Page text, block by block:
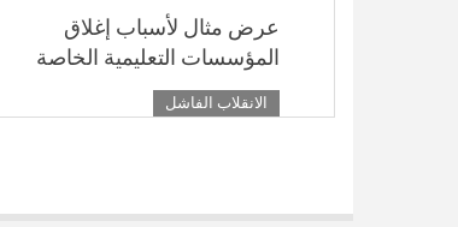
عرض مثال لأسباب إغلاق
المؤسسات التعليمية الخاصة
الانقلاب الفاشل